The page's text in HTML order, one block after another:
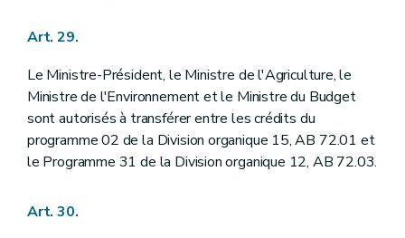
Art. 29.
Le Ministre-Président, le Ministre de l'Agriculture, le
Ministre de l'Environnement et le Ministre du Budget
sont autorisés à transférer entre les crédits du
programme 02 de la Division organique 15, AB 72.01 et
le Programme 31 de la Division organique 12, AB 72.03.
Art. 30.